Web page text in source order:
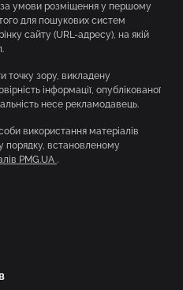
за умови розміщення у першому
для пошукових систем
сайту (URL-адресу), на якій
точку зору, викладену
інформації, опублікованої
несе рекламодавець.
використання матеріалів
порядку, встановленому
PMG.UA .